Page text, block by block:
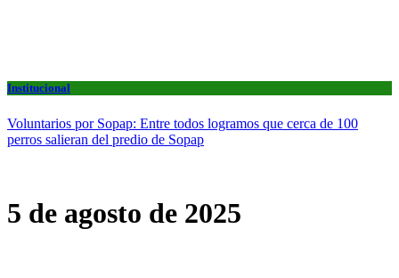
Institucional
Voluntarios por Sopap: Entre todos logramos que cerca de 100
perros salieran del predio de Sopap
5 de agosto de 2025